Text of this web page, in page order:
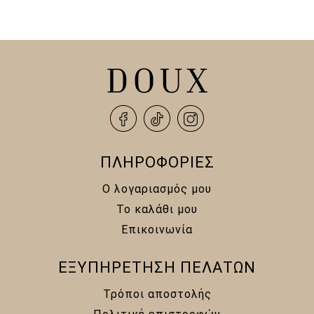
ΠΛΗΡΟΦΟΡΙΕΣ
Ο λογαριασμός μου
Το καλάθι μου
Επικοινωνία
ΕΞΥΠΗΡΕΤΗΣΗ ΠΕΛΑΤΩΝ
Τρόποι αποστολής